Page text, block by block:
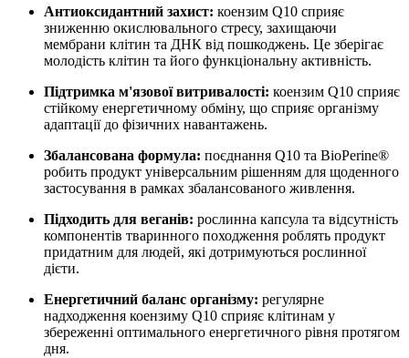
Антиоксидантний захист: коензим Q10 сприяє
зниженню окислювального стресу, захищаючи
мембрани клітин та ДНК від пошкоджень. Це зберігає
молодість клітин та його функціональну активність.
Підтримка м'язової витривалості: коензим Q10 сприяє
стійкому енергетичному обміну, що сприяє організму
адаптації до фізичних навантажень.
Збалансована формула: поєднання Q10 та BioPerine®
робить продукт універсальним рішенням для щоденного
застосування в рамках збалансованого живлення.
Підходить для веганів: рослинна капсула та відсутність
компонентів тваринного походження роблять продукт
придатним для людей, які дотримуються рослинної
дієти.
Енергетичний баланс організму: регулярне
надходження коензиму Q10 сприяє клітинам у
збереженні оптимального енергетичного рівня протягом
дня.